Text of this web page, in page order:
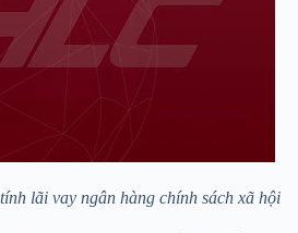
lãi vay ngân hàng chính sách xã hội